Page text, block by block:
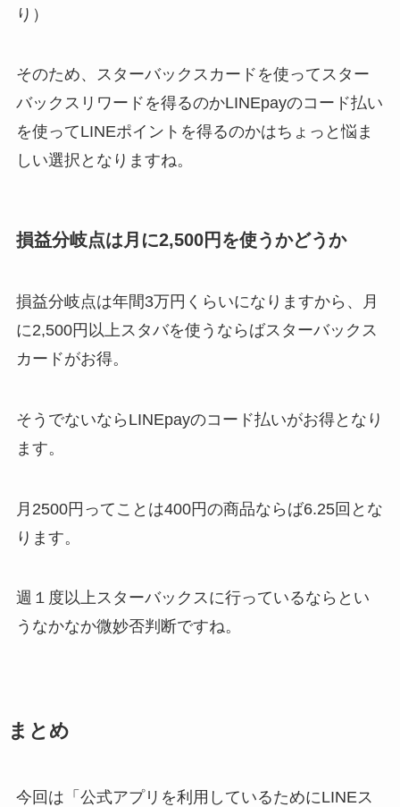
り）
そのため、スターバックスカードを使ってスター
バックスリワードを得るのかLINEpayのコード払い
を使ってLINEポイントを得るのかはちょっと悩ま
しい選択となりますね。
損益分岐点は月に2,500円を使うかどうか
損益分岐点は年間3万円くらいになりますから、月
に2,500円以上スタバを使うならばスターバックス
カードがお得。
そうでないならLINEpayのコード払いがお得となり
ます。
月2500円ってことは400円の商品ならば6.25回とな
ります。
週１度以上スターバックスに行っているならとい
うなかなか微妙否判断ですね。
まとめ
今回は「公式アプリを利用しているためにLINEス